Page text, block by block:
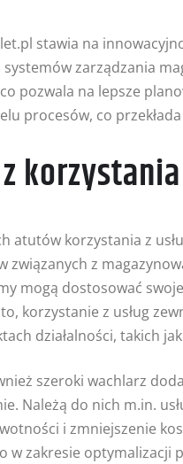
stawia na
zarządzania
pozwala na lepsze
procesów, co
atutów korzystania z
związanych z
mogą dostosować
korzystanie z usług
działalności, takich
szeroki wachlarz
Należą do nich m.in.
i zmniejszenie
w zakresie optymalizacji